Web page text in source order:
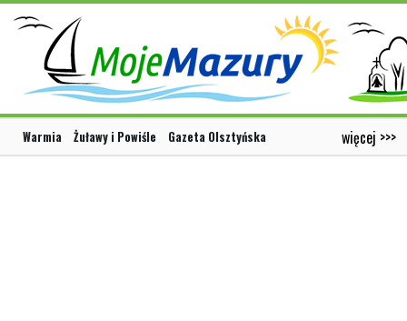
Warmia Żuławy i Powiśle Gazeta Olsztyńska więcej >>>